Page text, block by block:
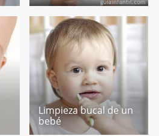
Limpieza bucal de un
bebé